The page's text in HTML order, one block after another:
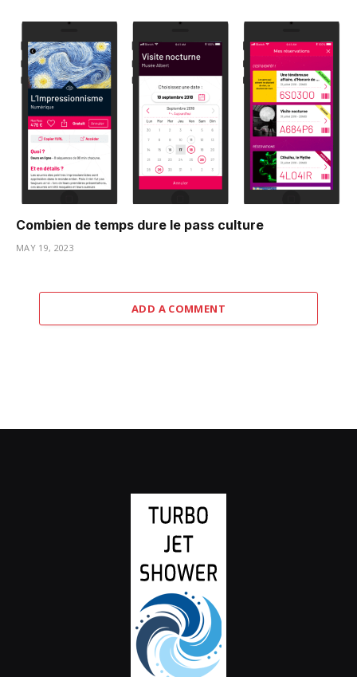
Combien de temps dure le pass culture
MAY 19, 2023
ADD A COMMENT